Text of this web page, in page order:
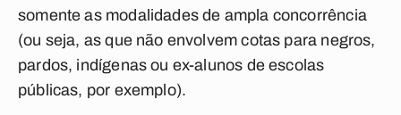
somente as modalidades de ampla concorrência
(ou seja, as que não envolvem cotas para negros,
pardos, indígenas ou ex-alunos de escolas
públicas, por exemplo).